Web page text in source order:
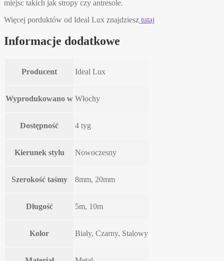
miejsc takich jak stropy czy antresole.
Więcej porduktów od Ideal Lux znajdziesz tutaj
Informacje dodatkowe
Producent Ideal Lux
Wyprodukowano w Włochy
Dostępność 4 tyg
Kierunek stylu Nowoczesny
Szerokość taśmy 8mm, 20mm
Długość 5m, 10m
Kolor Biały, Czarny, Stalowy